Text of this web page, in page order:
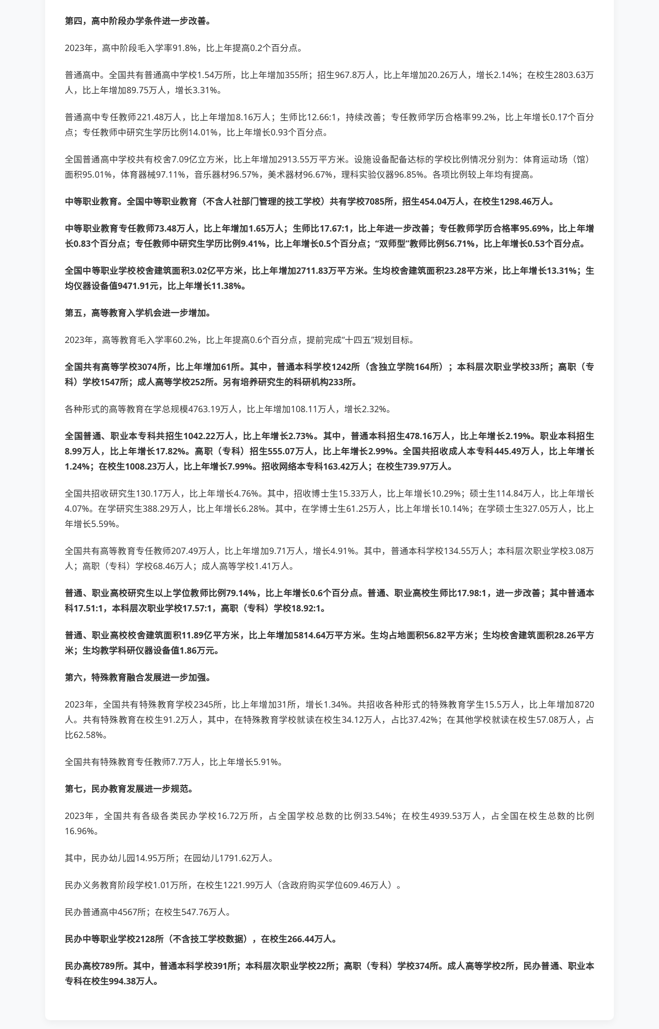
第四，高中阶段办学条件进一步改善。
2023年，高中阶段毛入学率91.8%，比上年提高0.2个百分点。
普通高中。全国共有普通高中学校1.54万所，比上年增加355所；招生967.8万人，比上年增加20.26万人，增长2.14%；在校生2803.63万
人，比上年增加89.75万人，增长3.31%。
普通高中专任教师221.48万人，比上年增加8.16万人；生师比12.66:1，持续改善；专任教师学历合格率99.2%，比上年增长0.17个百分
点；专任教师中研究生学历比例14.01%，比上年增长0.93个百分点。
全国普通高中学校共有校舍7.09亿立方米，比上年增加2913.55万平方米。设施设备配备达标的学校比例情况分别为：体育运动场（馆）
面积95.01%，体育器械97.11%，音乐器材96.57%，美术器材96.67%，理科实验仪器96.85%。各项比例较上年均有提高。
中等职业教育。全国中等职业教育（不含人社部门管理的技工学校）共有学校7085所，招生454.04万人，在校生1298.46万人。
中等职业教育专任教师73.48万人，比上年增加1.65万人；生师比17.67:1，比上年进一步改善；专任教师学历合格率95.69%，比上年增
长0.83个百分点；专任教师中研究生学历比例9.41%，比上年增长0.5个百分点；“双师型”教师比例56.71%，比上年增长0.53个百分点。
全国中等职业学校校舍建筑面积3.02亿平方米，比上年增加2711.83万平方米。生均校舍建筑面积23.28平方米，比上年增长13.31%；生
均仪器设备值9471.91元，比上年增长11.38%。
第五，高等教育入学机会进一步增加。
2023年，高等教育毛入学率60.2%，比上年提高0.6个百分点，提前完成“十四五”规划目标。
全国共有高等学校3074所，比上年增加61所。其中，普通本科学校1242所（含独立学院164所）；本科层次职业学校33所；高职（专
科）学校1547所；成人高等学校252所。另有培养研究生的科研机构233所。
各种形式的高等教育在学总规模4763.19万人，比上年增加108.11万人，增长2.32%。
全国普通、职业本专科共招生1042.22万人，比上年增长2.73%。其中，普通本科招生478.16万人，比上年增长2.19%。职业本科招生
8.99万人，比上年增长17.82%。高职（专科）招生555.07万人，比上年增长2.99%。全国共招收成人本专科445.49万人，比上年增长
1.24%；在校生1008.23万人，比上年增长7.99%。招收网络本专科163.42万人；在校生739.97万人。
全国共招收研究生130.17万人，比上年增长4.76%。其中，招收博士生15.33万人，比上年增长10.29%；硕士生114.84万人，比上年增长
4.07%。在学研究生388.29万人，比上年增长6.28%。其中，在学博士生61.25万人，比上年增长10.14%；在学硕士生327.05万人，比上
年增长5.59%。
全国共有高等教育专任教师207.49万人，比上年增加9.71万人，增长4.91%。其中，普通本科学校134.55万人；本科层次职业学校3.08万
人；高职（专科）学校68.46万人；成人高等学校1.41万人。
普通、职业高校研究生以上学位教师比例79.14%，比上年增长0.6个百分点。普通、职业高校生师比17.98:1，进一步改善；其中普通本
科17.51:1，本科层次职业学校17.57:1，高职（专科）学校18.92:1。
普通、职业高校校舍建筑面积11.89亿平方米，比上年增加5814.64万平方米。生均占地面积56.82平方米；生均校舍建筑面积28.26平方
米；生均教学科研仪器设备值1.86万元。
第六，特殊教育融合发展进一步加强。
2023年，全国共有特殊教育学校2345所，比上年增加31所，增长1.34%。共招收各种形式的特殊教育学生15.5万人，比上年增加8720
人。共有特殊教育在校生91.2万人，其中，在特殊教育学校就读在校生34.12万人，占比37.42%；在其他学校就读在校生57.08万人，占
比62.58%。
全国共有特殊教育专任教师7.7万人，比上年增长5.91%。
第七，民办教育发展进一步规范。
2023年，全国共有各级各类民办学校16.72万所，占全国学校总数的比例33.54%；在校生4939.53万人，占全国在校生总数的比例
16.96%。
其中，民办幼儿园14.95万所；在园幼儿1791.62万人。
民办义务教育阶段学校1.01万所，在校生1221.99万人（含政府购买学位609.46万人）。
民办普通高中4567所；在校生547.76万人。
民办中等职业学校2128所（不含技工学校数据），在校生266.44万人。
民办高校789所。其中，普通本科学校391所；本科层次职业学校22所；高职（专科）学校374所。成人高等学校2所，民办普通、职业本
专科在校生994.38万人。